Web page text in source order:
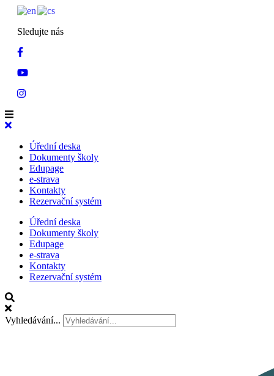
Sledujte nás
Úřední deska
Dokumenty školy
Edupage
e-strava
Kontakty
Rezervační systém
Úřední deska
Dokumenty školy
Edupage
e-strava
Kontakty
Rezervační systém
Vyhledávání...